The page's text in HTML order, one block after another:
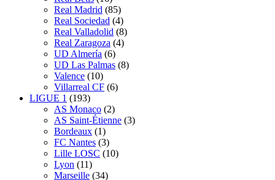
Real Madrid (85)
Real Sociedad (4)
Real Valladolid (8)
Real Zaragoza (4)
UD Almería (6)
UD Las Palmas (8)
Valence (10)
Villarreal CF (6)
LIGUE 1 (193)
AS Monaco (2)
AS Saint-Étienne (3)
Bordeaux (1)
FC Nantes (3)
Lille LOSC (10)
Lyon (11)
Marseille (34)